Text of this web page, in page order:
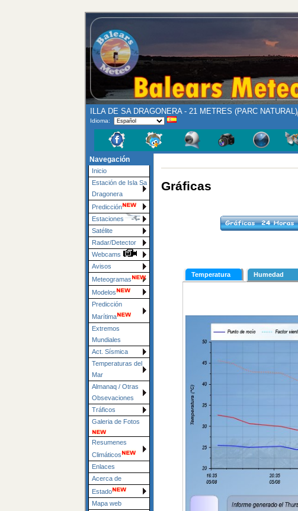
ILLA DE SA DRAGONERA - 21 METRES (PARC NATURAL)
Idioma:
Navegación
Inicio
Estación de Isla Sa
Dragonera
Predicción
Estaciones
Satélite
Radar/Detector
Webcams
Avisos
Meteogramas
Modelos
Predicción
Marítima
Extremos
Mundiales
Act. Sísmica
Temperaturas del
Mar
Almanaq / Otras
Obsevaciones
Tráficos
Galeria de Fotos
Resumenes
Climáticos
Enlaces
Acerca de
Estado
Mapa web
Gráficas